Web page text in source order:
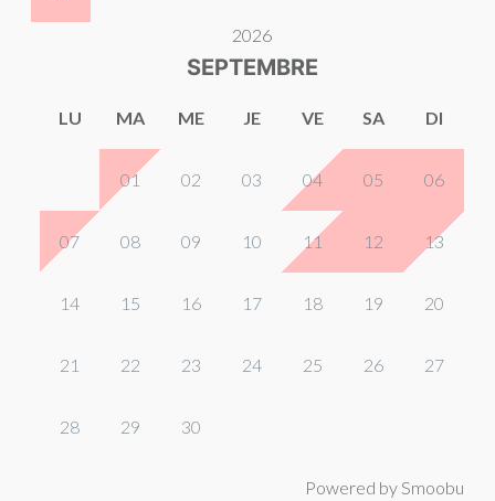
2026
SEPTEMBRE
LU MA ME JE VE SA DI
01 02 03 04 05 06
07 08 09 10 11 12 13
14 15 16 17 18 19 20
21 22 23 24 25 26 27
28 29 30
Powered by Smoobu